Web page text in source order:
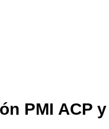
PMI ACP y